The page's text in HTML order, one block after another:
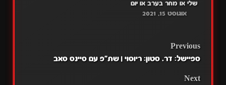
שלי או מחר בערב או יום
שני אז נחתי הרבה בים
המקרה בו חזרתי כסליים:
קיוקי סואירי דרייב: פרק 11
אוגוסט 15, 2021
POST
Previous
ספיישל: דר. סטון: ריוסוי | שת"פ עם סיינס סאב
Next